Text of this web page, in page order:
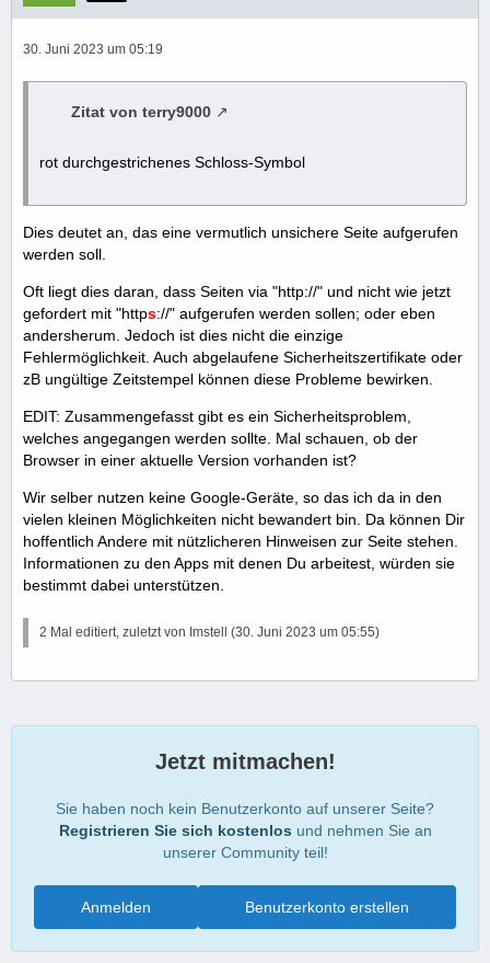
30. Juni 2023 um 05:19
Zitat von terry9000
rot durchgestrichenes Schloss-Symbol
Dies deutet an, das eine vermutlich unsichere Seite aufgerufen
werden soll.
Oft liegt dies daran, dass Seiten via "http://" und nicht wie jetzt
gefordert mit "https://" aufgerufen werden sollen; oder eben
andersherum. Jedoch ist dies nicht die einzige
Fehlermöglichkeit. Auch abgelaufene Sicherheitszertifikate oder
zB ungültige Zeitstempel können diese Probleme bewirken.
EDIT: Zusammengefasst gibt es ein Sicherheitsproblem,
welches angegangen werden sollte. Mal schauen, ob der
Browser in einer aktuelle Version vorhanden ist?
Wir selber nutzen keine Google-Geräte, so das ich da in den
vielen kleinen Möglichkeiten nicht bewandert bin. Da können Dir
hoffentlich Andere mit nützlicheren Hinweisen zur Seite stehen.
Informationen zu den Apps mit denen Du arbeitest, würden sie
bestimmt dabei unterstützen.
2 Mal editiert, zuletzt von Imstell (30. Juni 2023 um 05:55)
Jetzt mitmachen!
Sie haben noch kein Benutzerkonto auf unserer Seite?
Registrieren Sie sich kostenlos und nehmen Sie an
unserer Community teil!
Benutzerkonto erstellen
Anmelden